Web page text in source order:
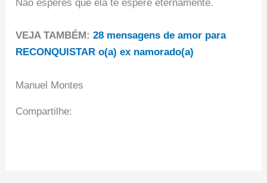
Não esperes que ela te espere eternamente.
VEJA TAMBÉM: 28 mensagens de amor para
RECONQUISTAR o(a) ex namorado(a)
Manuel Montes
Compartilhe: